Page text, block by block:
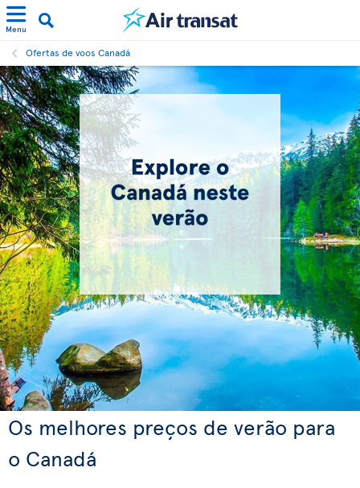
Menu
Ofertas de voos Canadá
Os melhores preços de verão para
o Canadá